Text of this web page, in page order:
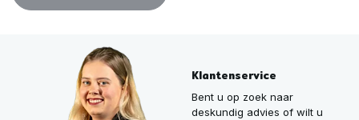
Klantenservice
Bent u op zoek naar
deskundig advies of wilt u